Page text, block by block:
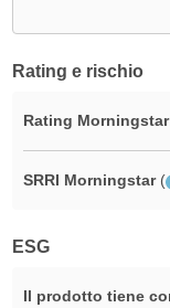
Rating e rischio
Rating
SRRI Morningstar (
ESG
Il prodotto tiene